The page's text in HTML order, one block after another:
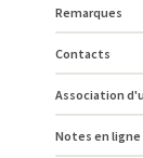
Remarques
Contacts
Association
Notes en ligne